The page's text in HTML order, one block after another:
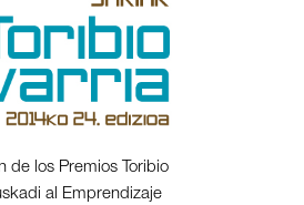
de los Premios Toribio
al Emprendizaje